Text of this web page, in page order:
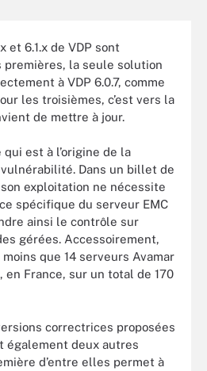
et 6.1.x de VDP sont
premières, la seule solution
à VDP 6.0.7, comme
les troisièmes, c’est vers la
de mettre à jour.
qui est à l’origine de la
Dans un billet de
exploitation ne nécessite
spécifique du serveur EMC
ainsi le contrôle sur
gérées. Accessoirement,
que 14 serveurs Avamar
en France, sur un total de 170
correctrices proposées
également deux autres
d’entre elles permet à